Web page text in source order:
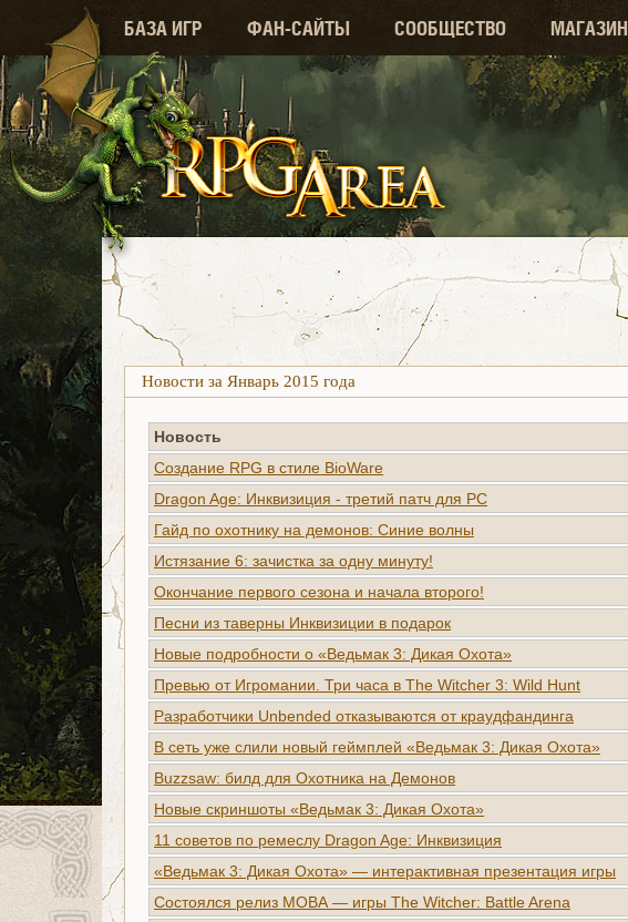
БАЗА ИГР ФАН-САЙТЫ СООБЩЕСТВО МАГАЗИН
Новости за Январь 2015 года
Новость
Создание RPG в стиле BioWare
Dragon Age: Инквизиция - третий патч для PC
Гайд по охотнику на демонов: Синие волны
Истязание 6: зачистка за одну минуту!
Окончание первого сезона и начала второго!
Песни из таверны Инквизиции в подарок
Новые подробности о «Ведьмак 3: Дикая Охота»
Превью от Игромании. Три часа в The Witcher 3: Wild Hunt
Разработчики Unbended отказываются от краудфандинга
В сеть уже слили новый геймплей «Ведьмак 3: Дикая Охота»
Buzzsaw: билд для Охотника на Демонов
Новые скриншоты «Ведьмак 3: Дикая Охота»
11 советов по ремеслу Dragon Age: Инквизиция
«Ведьмак 3: Дикая Охота» — интерактивная презентация игры
Состоялся релиз МОВА — игры The Witcher: Battle Arena